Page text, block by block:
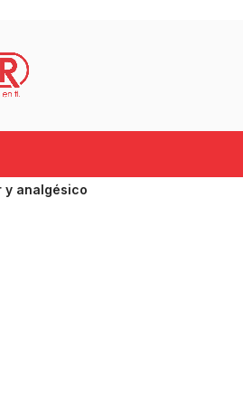
y analgésico